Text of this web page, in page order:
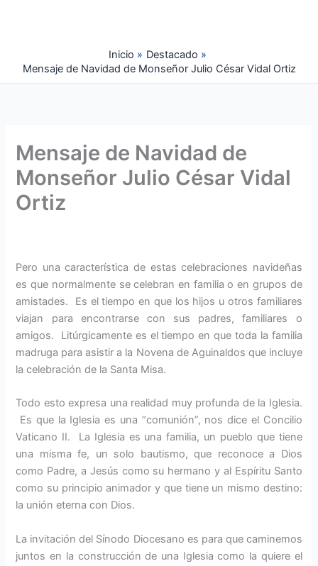
Inicio
Destacado
Mensaje de Navidad de Monseñor Julio César Vidal Ortiz
Mensaje de Navidad de
Monseñor Julio César Vidal
Ortiz
Pero una característica de estas celebraciones navideñas
es que normalmente se celebran en familia o en grupos de
amistades. Es el tiempo en que los hijos u otros familiares
viajan para encontrarse con sus padres, familiares o
amigos. Litúrgicamente es el tiempo en que toda la familia
madruga para asistir a la Novena de Aguinaldos que incluye
la celebración de la Santa Misa.
Todo esto expresa una realidad muy profunda de la Iglesia.
Es que la Iglesia es una “comunión”, nos dice el Concilio
Vaticano II. La Iglesia es una familia, un pueblo que tiene
una misma fe, un solo bautismo, que reconoce a Dios
como Padre, a Jesús como su hermano y al Espíritu Santo
como su principio animador y que tiene un mismo destino:
la unión eterna con Dios.
La invitación del Sínodo Diocesano es para que caminemos
juntos en la construcción de una Iglesia como la quiere el